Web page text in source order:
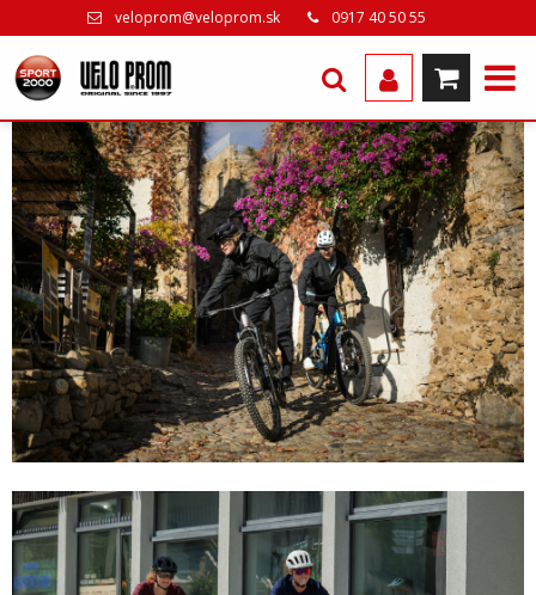
veloprom@veloprom.sk 0917 40 50 55